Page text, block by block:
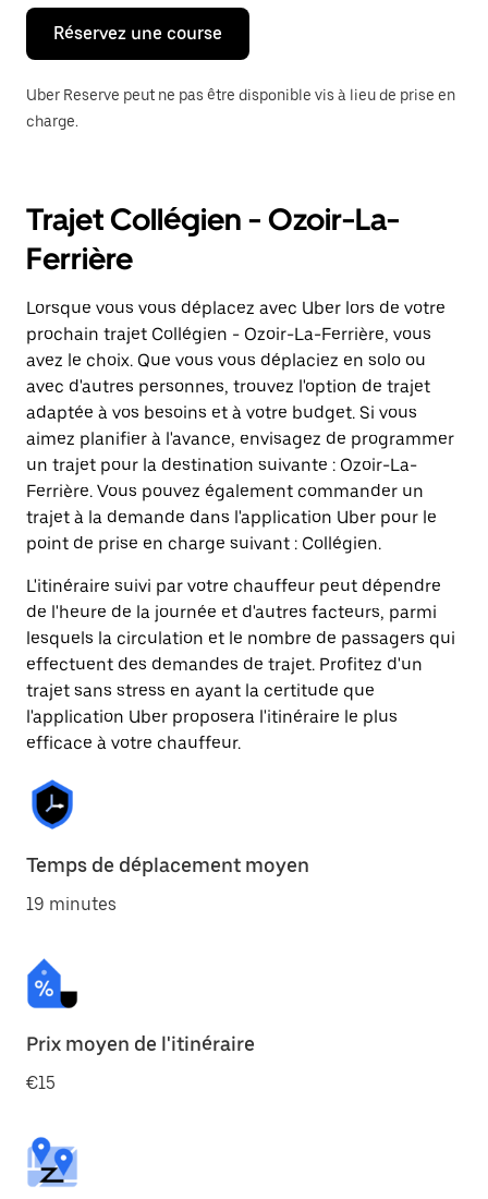
Échap
pour
fermer
calendrier.
Réservez une course
Uber Reserve peut ne pas être disponible vis à lieu de prise en
charge.
Trajet Collégien - Ozoir-La-
Ferrière
Lorsque vous vous déplacez avec Uber lors de votre
prochain trajet Collégien - Ozoir-La-Ferrière, vous
avez le choix. Que vous vous déplaciez en solo ou
avec d'autres personnes, trouvez l'option de trajet
adaptée à vos besoins et à votre budget. Si vous
aimez planifier à l'avance, envisagez de programmer
un trajet pour la destination suivante : Ozoir-La-
Ferrière. Vous pouvez également commander un
trajet à la demande dans l'application Uber pour le
point de prise en charge suivant : Collégien.
L'itinéraire suivi par votre chauffeur peut dépendre
de l'heure de la journée et d'autres facteurs, parmi
lesquels la circulation et le nombre de passagers qui
effectuent des demandes de trajet. Profitez d'un
trajet sans stress en ayant la certitude que
l'application Uber proposera l'itinéraire le plus
efficace à votre chauffeur.
Temps de déplacement moyen
19 minutes
Prix moyen de l'itinéraire
€15